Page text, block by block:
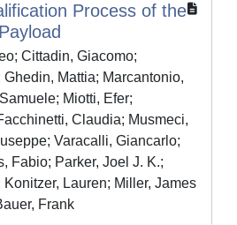
Process of the
Cittadin, Giacomo;
Mattia; Marcantonio,
Miotti, Efer;
Claudia; Musmeci,
Varacalli, Giancarlo;
Fabio; Parker, Joel J. K.;
Konitzer, Lauren; Miller, James
Frank